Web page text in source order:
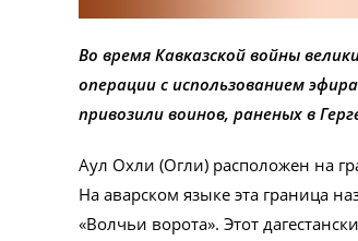
Во время Кавказской войны
операции с использованием
привозили воинов, раненых в
Аул Охли (Огли) расположен на
На аварском языке эта граница
«Волчьи ворота». Этот